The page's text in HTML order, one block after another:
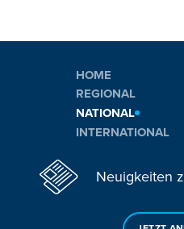
HOME
REGIONAL
NATIONAL
INTERNATIONAL
Neuigkeiten